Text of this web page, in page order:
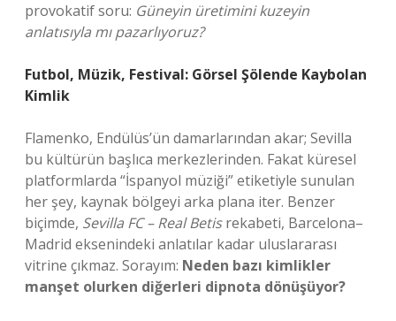
provokatif soru: Güneyin üretimini kuzeyin
anlatısıyla mı pazarlıyoruz?
Futbol, Müzik, Festival: Görsel Şölende Kaybolan
Kimlik
Flamenko, Endülüs’ün damarlarından akar; Sevilla
bu kültürün başlıca merkezlerinden. Fakat küresel
platformlarda “İspanyol müziği” etiketiyle sunulan
her şey, kaynak bölgeyi arka plana iter. Benzer
biçimde, Sevilla FC – Real Betisrekabeti, Barcelona–
Madrid eksenindeki anlatılar kadar uluslararası
vitrine çıkmaz. Sorayım: Neden bazı kimlikler
manşet olurken diğerleri dipnota dönüşüyor?